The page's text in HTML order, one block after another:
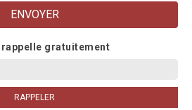
rappelle gratuitement